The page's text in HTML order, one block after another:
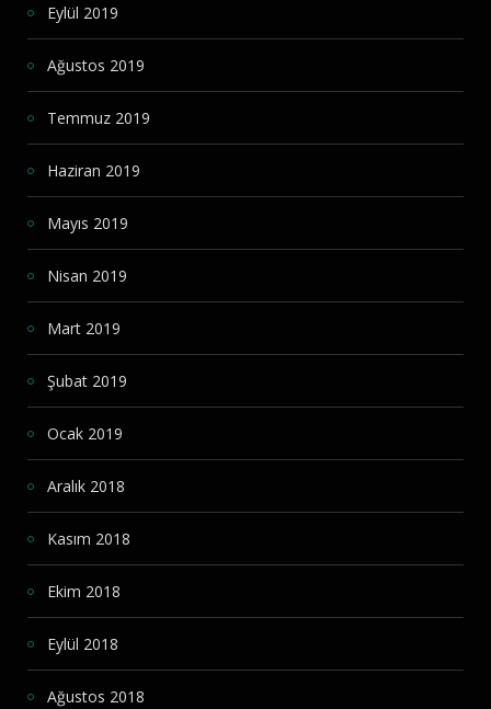
Eylül 2019
Ağustos 2019
Temmuz 2019
Haziran 2019
Mayıs 2019
Nisan 2019
Mart 2019
Şubat 2019
Ocak 2019
Aralık 2018
Kasım 2018
Ekim 2018
Eylül 2018
Ağustos 2018